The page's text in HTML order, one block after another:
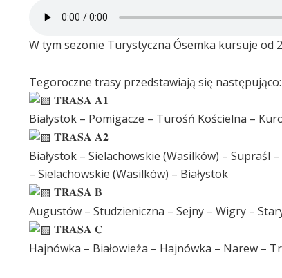
W tym sezonie Turystyczna Ósemka kursuje od
Tegoroczne trasy przedstawiają się następująco:
𝐓𝐑𝐀𝐒𝐀 𝐀𝟏
Białystok – Pomigacze – Turośń Kościelna –
𝐓𝐑𝐀𝐒𝐀 𝐀𝟐
Białystok – Sielachowskie (Wasilków) – Supraśl
– Sielachowskie (Wasilków) – Białystok
𝐓𝐑𝐀𝐒𝐀 𝐁
Augustów – Studzieniczna – Sejny – Wigry –
𝐓𝐑𝐀𝐒𝐀 𝐂
Hajnówka – Białowieża – Hajnówka – Narew –